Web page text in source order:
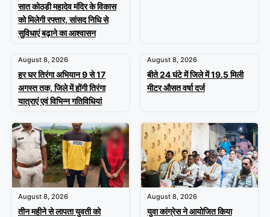
सात कोठड़ी महादेव मंदिर के विकास
को मिलेगी रफ्तार, सांसद निधि से
सुविधाएं बढ़ाने का आश्वासन
August 8, 2026
हर घर तिरंगा अभियान 9 से 17
अगस्त तक, जिले में होंगी तिरंगा
यात्राएं एवं विभिन्न गतिविधियां
August 8, 2026
बीते 24 घंटे में जिले में 19.5 मिली
मीटर औसत वर्षा दर्ज
August 8, 2026
तीन महीने से लापता युवती को
August 8, 2026
युवा कांग्रेस ने आयोजित किया